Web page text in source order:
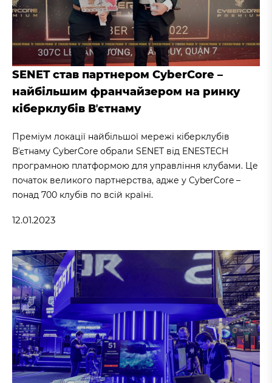
SENET став партнером CyberCore –
найбільшим франчайзером на ринку
кіберклубів Вʼєтнаму
Преміум локації найбільшої мережі кіберклубів
Вʼєтнаму CyberCore обрали SENET від ENESTECH
програмною платформою для управління клубами. Це
початок великого партнерства, адже у CyberCore –
понад 700 клубів по всій країні.
12.01.2023